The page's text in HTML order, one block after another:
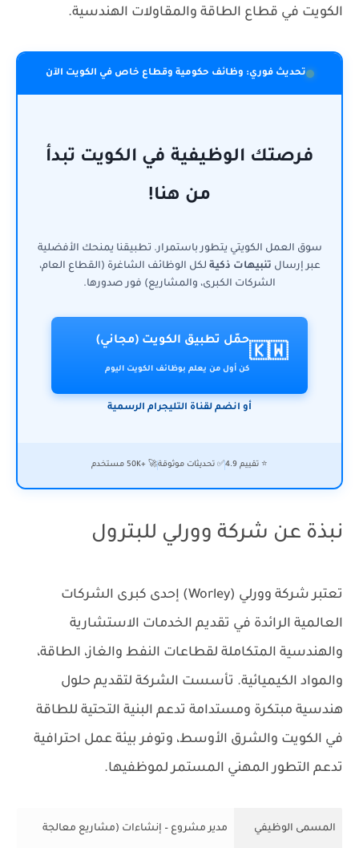
الكويت في قطاع الطاقة والمقاولات الهندسية.
تحديث فوري: وظائف حكومية وقطاع خاص في الكويت الآن
فرصتك الوظيفية في الكويت تبدأ
من هنا!
سوق العمل الكويتي يتطور باستمرار. تطبيقنا يمنحك الأفضلية
عبر إرسال تنبيهات ذكية لكل الوظائف الشاغرة (القطاع العام،
الشركات الكبرى، والمشاريع) فور صدورها.
🇰🇼
حمّل تطبيق الكويت (مجاني)
كن أول من يعلم بوظائف الكويت اليوم
أو انضم لقناة التليجرام الرسمية
⭐ تقييم 4.9 ✅ تحديثات موثوقة🚀 +50K مستخدم
نبذة عن شركة وورلي للبترول
تعتبر شركة وورلي (Worley) إحدى كبرى الشركات
العالمية الرائدة في تقديم الخدمات الاستشارية
والهندسية المتكاملة لقطاعات النفط والغاز، الطاقة،
والمواد الكيميائية. تأسست الشركة لتقديم حلول
هندسية مبتكرة ومستدامة تدعم البنية التحتية للطاقة
في الكويت والشرق الأوسط، وتوفر بيئة عمل احترافية
تدعم التطور المهني المستمر لموظفيها.
المسمى الوظيفي مدير مشروع – إنشاءات (مشاريع معالجة